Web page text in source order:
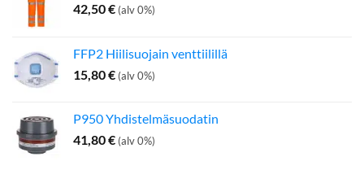
42,50€ (alv 0%)
FFP2 Hiilisuojain venttiilillä
15,80€ (alv 0%)
P950 Yhdistelmäsuodatin
41,80€ (alv 0%)